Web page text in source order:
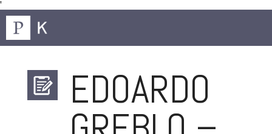
'
EDOARDO